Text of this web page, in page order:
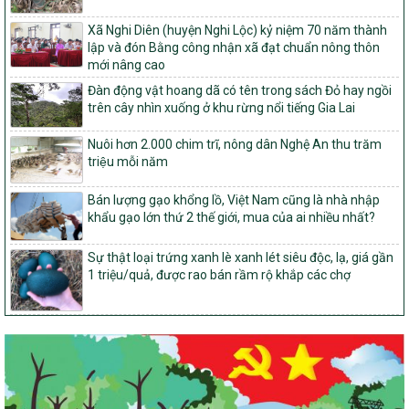
103/PTNT-NTM
Về việc đăng ký thực hiện Dự án liên kết theo chuỗi giá trị thuộc
Dự án 2 – Chương trình Mục tiêu quốc gia Giảm nghèo bền vững
giai đoạn 2021-2025 được kéo dài sang năm 2026
827/QĐ-BNNMT
Quyết định Ban hành Kế hoạch triển khai thực hiện Chương trình
mục tiêu quốc gia xây dựng nông thôn mới, giảm nghèo bền
vững và phát triển kinh tế – xã hội vùng đồng bào dân tộc thiểu
số và miền núi giai đoạn 2026-2035, giai đoạn I: Từ năm 2026
đến năm 2030
14/2026/TT-BNNMT
Hướng dẫn thực hiện một số nội dung tiêu chí, điều kiện thuộc Bộ
tiêu chí quốc gia về nông thôn mới giai đoạn 2026 – 2030 thuộc
phạm vi quản lý nhà nước của Bộ Nông nghiệp và Môi trường
417/QĐ-BNNMT
Phê duyệt Chương trình mục tiêu quốc gia xây dựng nông thôn
đồng bào dân tộc thiểu số và miền núi giai đoạn 2026-2035, giai
đoạn I: Từ năm 2026 đến năm 2030
Nghị quyết số 08/2026/NQ-HĐND
Xã Nghi Diên (huyện Nghi Lộc) kỷ niệm 70 năm thành
lập và đón Bằng công nhận xã đạt chuẩn nông thôn
mới nâng cao
Đàn động vật hoang dã có tên trong sách Đỏ hay ngồi
trên cây nhìn xuống ở khu rừng nổi tiếng Gia Lai
Nuôi hơn 2.000 chim trĩ, nông dân Nghệ An thu trăm
triệu mỗi năm
Bán lượng gạo khổng lồ, Việt Nam cũng là nhà nhập
khẩu gạo lớn thứ 2 thế giới, mua của ai nhiều nhất?
Sự thật loại trứng xanh lè xanh lét siêu độc, lạ, giá gần
1 triệu/quả, được rao bán rầm rộ khắp các chợ